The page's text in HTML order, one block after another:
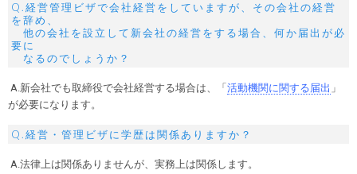
Q.経営管理ビザで会社経営をしていますが、その会社の経営
を辞め、
他の会社を設立して新会社の経営をする場合、何か届出が必
要に
なるのでしょうか？
A.新会社でも取締役で会社経営する場合は、「 活動機関に関する届出 」
が必要になります。
Q.経営・管理ビザに学歴は関係ありますか？
A.法律上は関係ありませんが、実務上は関係します。